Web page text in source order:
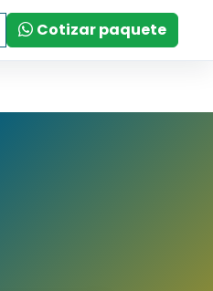
Cotizar paquete